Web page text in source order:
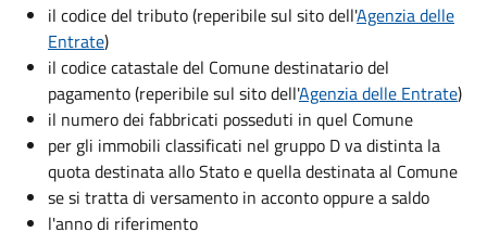
il codice del tributo(reperibile sul sito dell'Agenzia delle
Entrate)
il codice catastale del Comunedestinatario del
pagamento (reperibile sul sito dell'Agenzia delle Entrate)
il numero dei fabbricati posseduti in quel Comune
per gli immobili classificati nel gruppo D va distinta la
quota destinata allo Stato e quella destinata al Comune
se si tratta di versamento in acconto oppure a saldo
l'anno di riferimento